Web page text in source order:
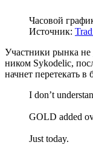
Часовой
Источник:
Участники рынка
ником Sykodelic,
начнет перетекать в
I don’t
GOLD added
Just today.